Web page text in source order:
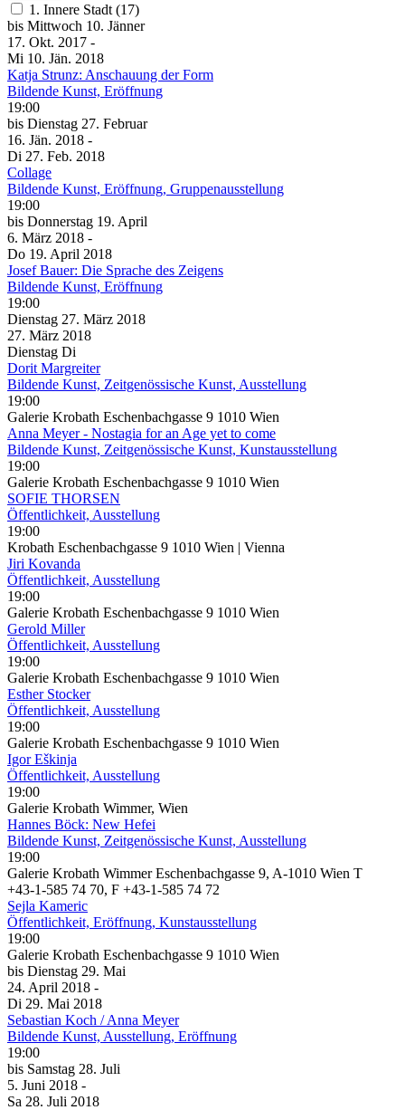
1. Innere Stadt (17)
bis Mittwoch 10. Jänner
17. Okt. 2017 -
Mi 10. Jän. 2018
Katja Strunz: Anschauung der Form
Bildende Kunst, Eröffnung
19:00
bis Dienstag 27. Februar
16. Jän. 2018 -
Di 27. Feb. 2018
Collage
Bildende Kunst, Eröffnung, Gruppenausstellung
19:00
bis Donnerstag 19. April
6. März 2018 -
Do 19. April 2018
Josef Bauer: Die Sprache des Zeigens
Bildende Kunst, Eröffnung
19:00
Dienstag 27. März 2018
27. März 2018
Dienstag Di
Dorit Margreiter
Bildende Kunst, Zeitgenössische Kunst, Ausstellung
19:00
Galerie Krobath Eschenbachgasse 9 1010 Wien
Anna Meyer - Nostagia for an Age yet to come
Bildende Kunst, Zeitgenössische Kunst, Kunstausstellung
19:00
Galerie Krobath Eschenbachgasse 9 1010 Wien
SOFIE THORSEN
Öffentlichkeit, Ausstellung
19:00
Krobath Eschenbachgasse 9 1010 Wien | Vienna
Jiri Kovanda
Öffentlichkeit, Ausstellung
19:00
Galerie Krobath Eschenbachgasse 9 1010 Wien
Gerold Miller
Öffentlichkeit, Ausstellung
19:00
Galerie Krobath Eschenbachgasse 9 1010 Wien
Esther Stocker
Öffentlichkeit, Ausstellung
19:00
Galerie Krobath Eschenbachgasse 9 1010 Wien
Igor Eškinja
Öffentlichkeit, Ausstellung
19:00
Galerie Krobath Wimmer, Wien
Hannes Böck: New Hefei
Bildende Kunst, Zeitgenössische Kunst, Ausstellung
19:00
Galerie Krobath Wimmer Eschenbachgasse 9, A-1010 Wien T
+43-1-585 74 70, F +43-1-585 74 72
Sejla Kameric
Öffentlichkeit, Eröffnung, Kunstausstellung
19:00
Galerie Krobath Eschenbachgasse 9 1010 Wien
bis Dienstag 29. Mai
24. April 2018 -
Di 29. Mai 2018
Sebastian Koch / Anna Meyer
Bildende Kunst, Ausstellung, Eröffnung
19:00
bis Samstag 28. Juli
5. Juni 2018 -
Sa 28. Juli 2018